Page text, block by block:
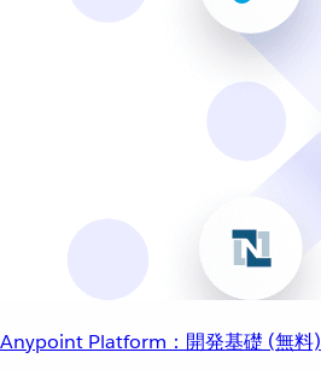
Anypoint Platform：開発基礎 (無料)